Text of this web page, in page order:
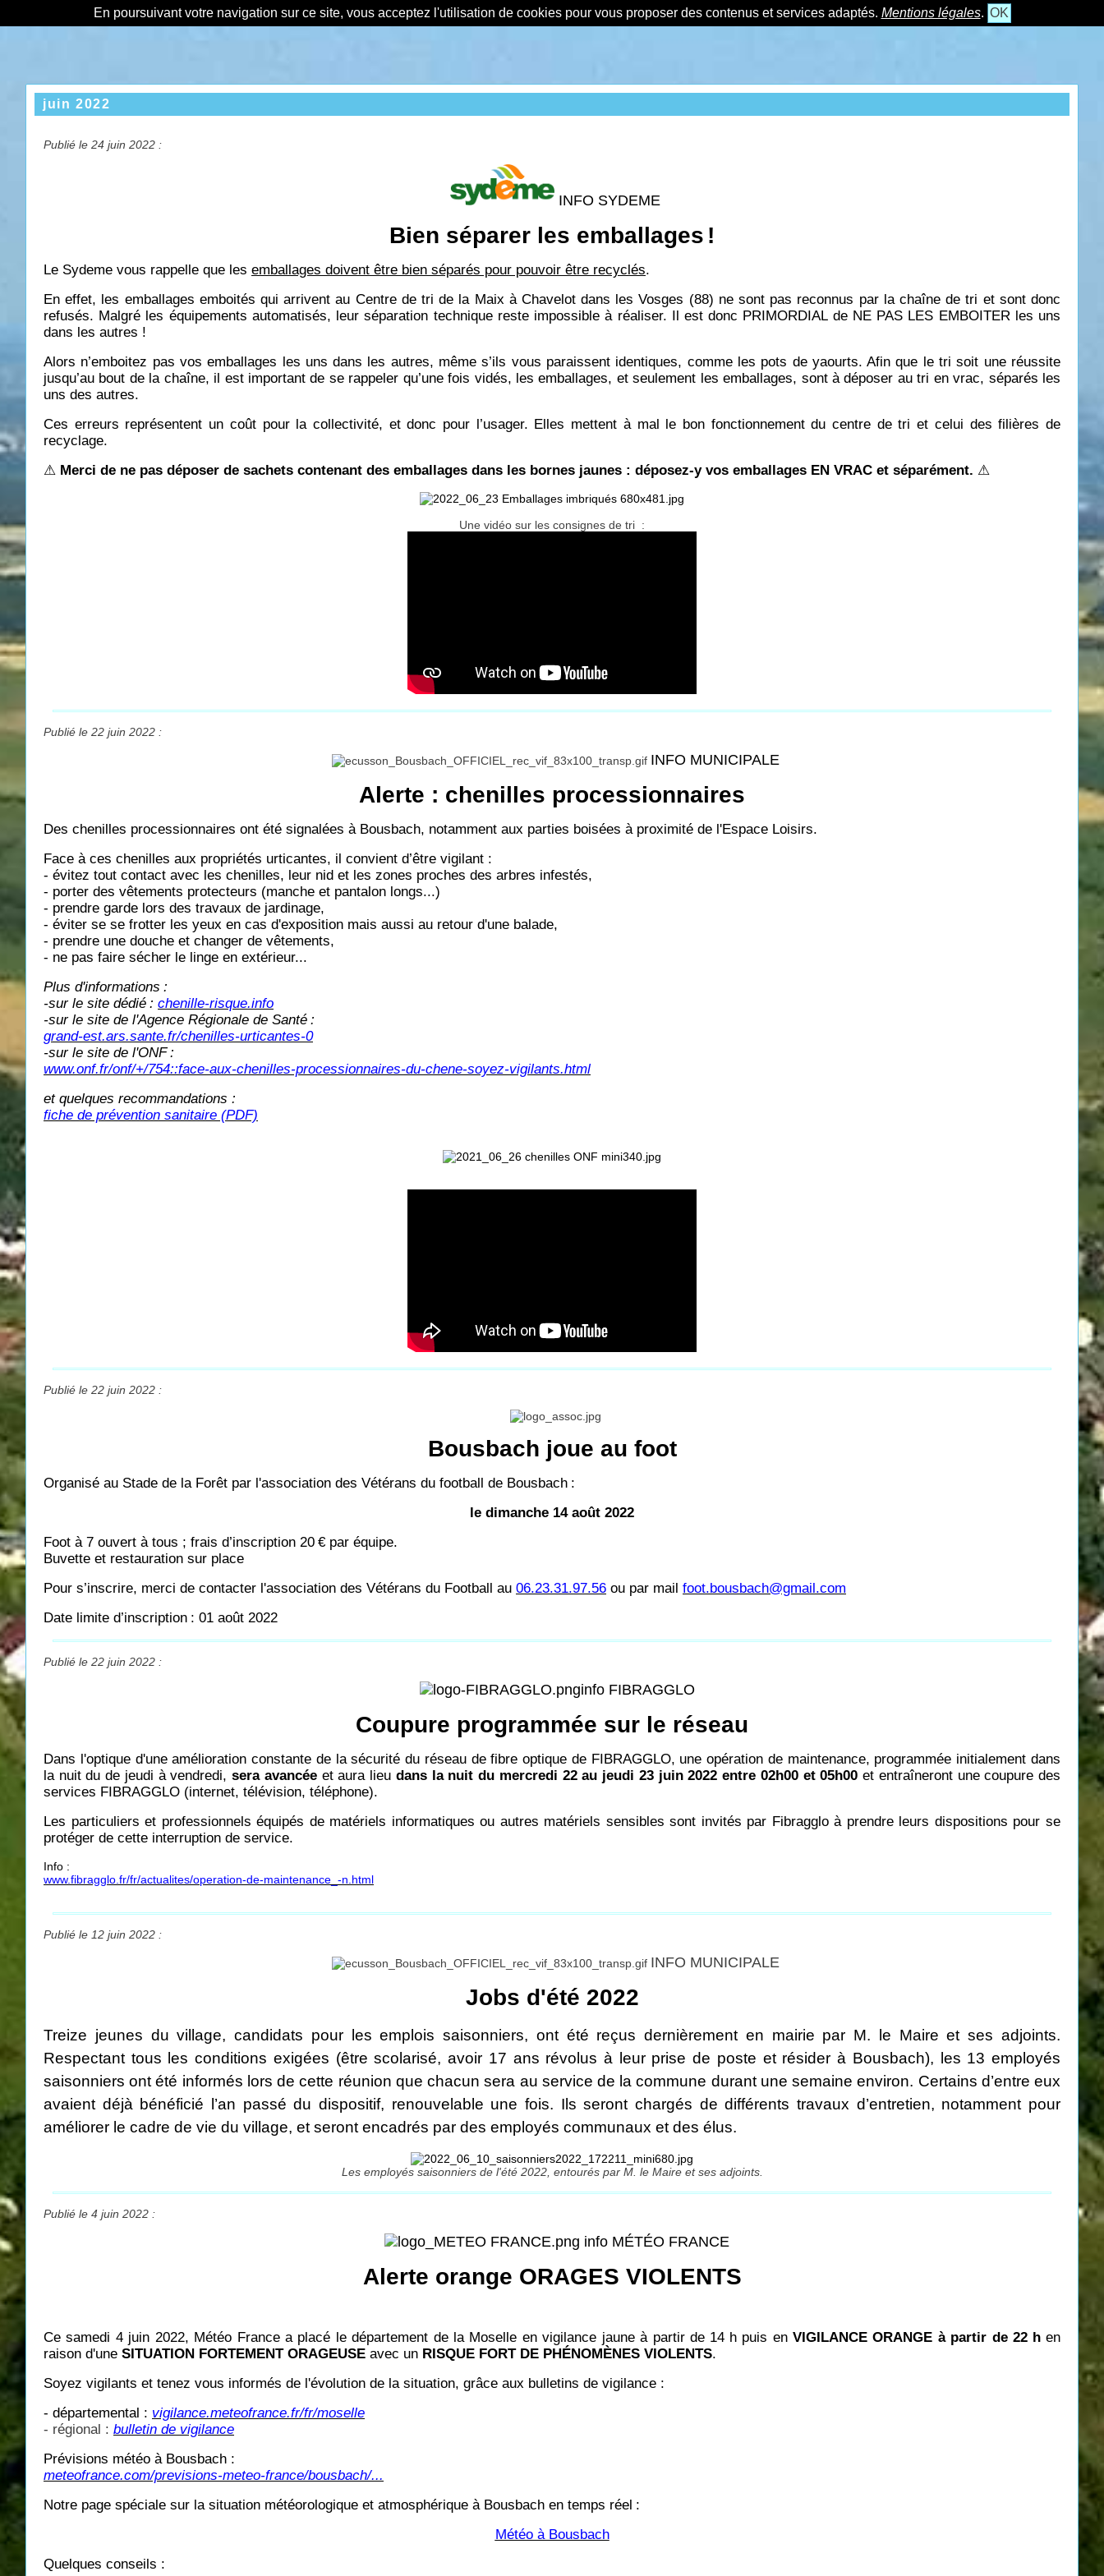
En poursuivant votre navigation sur ce site, vous acceptez l'utilisation de cookies pour vous proposer des contenus et services adaptés. Mentions légales. OK
juin 2022
Publié le 24 juin 2022 :
INFO SYDEME
Bien séparer les emballages !
Le Sydeme vous rappelle que les emballages doivent être bien séparés pour pouvoir être recyclés.
En effet, les emballages emboités qui arrivent au Centre de tri de la Maix à Chavelot dans les Vosges (88) ne sont pas reconnus par la chaîne de tri et sont donc
refusés. Malgré les équipements automatisés, leur séparation technique reste impossible à réaliser. Il est donc PRIMORDIAL de NE PAS LES EMBOITER les uns
dans les autres !
Alors n’emboitez pas vos emballages les uns dans les autres, même s’ils vous paraissent identiques, comme les pots de yaourts. Afin que le tri soit une réussite
jusqu’au bout de la chaîne, il est important de se rappeler qu’une fois vidés, les emballages, et seulement les emballages, sont à déposer au tri en vrac, séparés les
uns des autres.
Ces erreurs représentent un coût pour la collectivité, et donc pour l’usager. Elles mettent à mal le bon fonctionnement du centre de tri et celui des filières de
recyclage.
⚠ Merci de ne pas déposer de sachets contenant des emballages dans les bornes jaunes : déposez-y vos emballages EN VRAC et séparément. ⚠
Une vidéo sur les consignes de tri :
Publié le 22 juin 2022 :
INFO MUNICIPALE
Alerte : chenilles processionnaires
Des chenilles processionnaires ont été signalées à Bousbach, notamment aux parties boisées à proximité de l'Espace Loisirs.
Face à ces chenilles aux propriétés urticantes, il convient d’être vigilant :
- évitez tout contact avec les chenilles, leur nid et les zones proches des arbres infestés,
- porter des vêtements protecteurs (manche et pantalon longs...)
- prendre garde lors des travaux de jardinage,
- éviter se se frotter les yeux en cas d'exposition mais aussi au retour d'une balade,
- prendre une douche et changer de vêtements,
- ne pas faire sécher le linge en extérieur...
Plus d'informations :
-sur le site dédié : chenille-risque.info
-sur le site de l'Agence Régionale de Santé :
grand-est.ars.sante.fr/chenilles-urticantes-0
-sur le site de l'ONF :
www.onf.fr/onf/+/754::face-aux-chenilles-processionnaires-du-chene-soyez-vigilants.html
et quelques recommandations :
fiche de prévention sanitaire (PDF)
Publié le 22 juin 2022 :
Bousbach joue au foot
Organisé au Stade de la Forêt par l'association des Vétérans du football de Bousbach :
le dimanche 14 août 2022
Foot à 7 ouvert à tous ; frais d’inscription 20 € par équipe.
Buvette et restauration sur place
Pour s’inscrire, merci de contacter l'association des Vétérans du Football au 06.23.31.97.56 ou par mail foot.bousbach@gmail.com
Date limite d’inscription : 01 août 2022
Publié le 22 juin 2022 :
info FIBRAGGLO
Coupure programmée sur le réseau
Dans l'optique d'une amélioration constante de la sécurité du réseau de fibre optique de FIBRAGGLO, une opération de maintenance, programmée initialement dans
la nuit du de jeudi à vendredi,sera avancéeet aura lieu dans la nuit du mercredi 22 au jeudi 23 juin 2022 entre 02h00 et 05h00 et entraîneront une coupure des
services FIBRAGGLO (internet, télévision, téléphone).
Les particuliers et professionnels équipés de matériels informatiques ou autres matériels sensibles sont invités par Fibragglo à prendre leurs dispositions pour se
protéger de cette interruption de service.
Info :
www.fibragglo.fr/fr/actualites/operation-de-maintenance_-n.html
Publié le 12 juin 2022 :
INFO MUNICIPALE
Jobs d'été 2022
Treize jeunes du village, candidats pour les emplois saisonniers, ont été reçus dernièrement en mairie par M. le Maire et ses adjoints.
Respectant tous les conditions exigées (être scolarisé, avoir 17 ans révolus à leur prise de poste et résider à Bousbach), les 13 employés
saisonniers ont été informés lors de cette réunion que chacun sera au service de la commune durant une semaine environ. Certains d’entre eux
avaient déjà bénéficié l’an passé du dispositif, renouvelable une fois. Ils seront chargés de différents travaux d’entretien, notamment pour
améliorer le cadre de vie du village, et seront encadrés par des employés communaux et des élus.
Les employés saisonniers de l'été 2022, entourés par M. le Maire et ses adjoints.
Publié le 4 juin 2022 :
info MÉTÉO FRANCE
Alerte orange ORAGES VIOLENTS
Ce samedi 4 juin 2022, Météo France a placé le département de la Moselle en vigilance jaune à partir de 14 h puis enVIGILANCE ORANGE à partir de 22 hen
raison d'une SITUATION FORTEMENT ORAGEUSE avec un RISQUE FORT DE PHÉNOMÈNES VIOLENTS.
Soyez vigilants et tenez vous informés de l'évolution de la situation, grâce aux bulletins de vigilance :
- départemental : vigilance.meteofrance.fr/fr/moselle
- régional : bulletin de vigilance
Prévisions météo à Bousbach :
meteofrance.com/previsions-meteo-france/bousbach/...
Notre page spéciale sur la situation météorologique et atmosphérique à Bousbach en temps réel :
Météo à Bousbach
Quelques conseils :